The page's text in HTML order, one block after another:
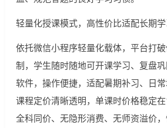
轻量化授课模式，高性价比适配长期
依托微信小程序轻量化载体，平台打
制，学生随时随地可开课学习、复盘
软件，操作便捷，适配暑期补习、日常
课程定价清晰透明，单课时价格稳定
全科同价、无隐形消费、无师资溢价